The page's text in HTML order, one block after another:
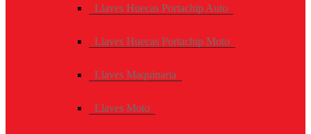
Llaves Huecas Portachip Auto
Llaves Huecas Portachip Moto
Llaves Maquinaria
Llaves Moto